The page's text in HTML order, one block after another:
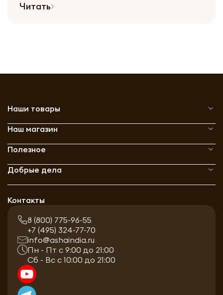
Читать
Наши товары
Наш магазин
Полезное
Добрые дела
Контакты
8 (800) 775-96-55
+7 (495) 324-77-70
info@ashaindia.ru
Пн - Пт с 9:00 до 21:00
Сб - Вс с 10:00 до 21:00